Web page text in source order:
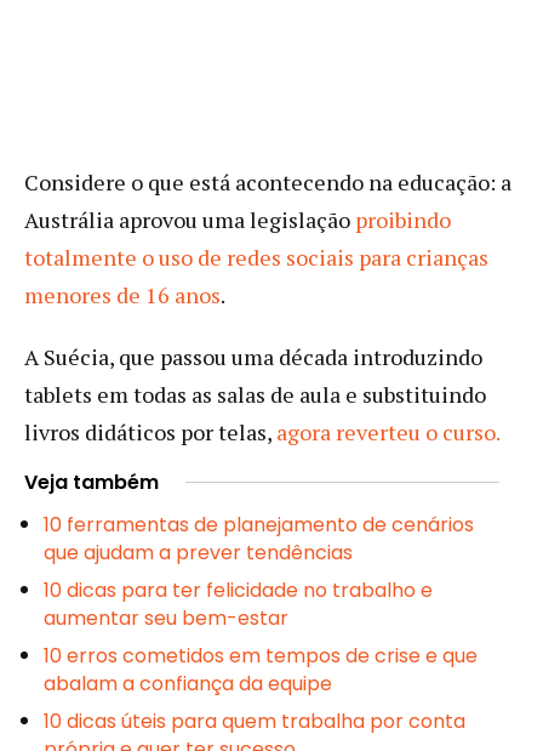
Considere o que está acontecendo na educação: a
Austrália aprovou uma legislação proibindo
totalmente o uso de redes sociais para crianças
menores de 16 anos.
A Suécia, que passou uma década introduzindo
tablets em todas as salas de aula e substituindo
livros didáticos por telas, agora reverteu o curso.
Veja também
10 ferramentas de planejamento de cenários
que ajudam a prever tendências
10 dicas para ter felicidade no trabalho e
aumentar seu bem-estar
10 erros cometidos em tempos de crise e que
abalam a confiança da equipe
10 dicas úteis para quem trabalha por conta